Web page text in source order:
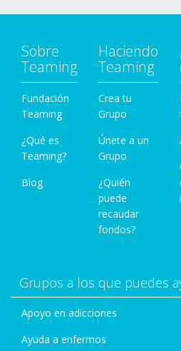
Sobre
Teaming
Fundación
Teaming
¿Qué es
Teaming?
Blog
Haciendo
Teaming
Crea tu
Grupo
Únete a un
Grupo
¿Quién
puede
recaudar
fondos?
Grupos a los que puedes
Apoyo en adicciones
Ayuda a enfermos